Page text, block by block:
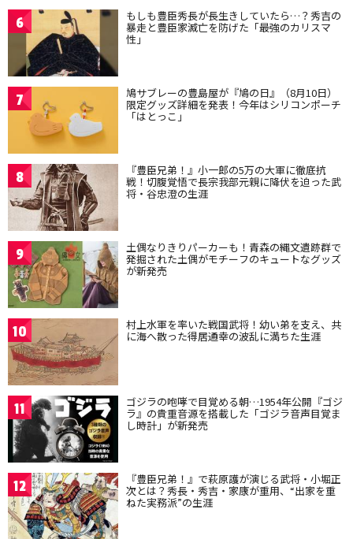
6 もしも豊臣秀長が長生きしていたら…？秀吉の
暴走と豊臣家滅亡を防げた「最強のカリスマ
性」
7 鳩サブレーの豊島屋が『鳩の日』（8月10日）
限定グッズ詳細を発表！今年はシリコンポーチ
「はとっこ」
8 『豊臣兄弟！』小一郎の5万の大軍に徹底抗
戦！切腹覚悟で長宗我部元親に降伏を迫った武
将・谷忠澄の生涯
9 土偶なりきりパーカーも！青森の縄文遺跡群で
発掘された土偶がモチーフのキュートなグッズ
が新発売
10 村上水軍を率いた戦国武将！幼い弟を支え、共
に海へ散った得居通幸の波乱に満ちた生涯
11 ゴジラの咆哮で目覚める朝…1954年公開『ゴジ
ラ』の貴重音源を搭載した「ゴジラ音声目覚ま
し時計」が新発売
12 『豊臣兄弟！』で萩原護が演じる武将・小堀正
次とは？秀長・秀吉・家康が重用、“出家を重
ねた実務派”の生涯